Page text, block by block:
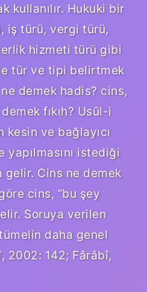
kullanılır. Hukuki bir
iş türü, vergi türü,
hizmeti türü gibi
tür ve tipi belirtmek
demek hadis? cins,
fıkıh? Usûl-i
kesin ve bağlayıcı
istediği
gelir. Cins ne demek
cins, “bu şey
Soruya verilen
daha genel
2002: 142; Fârâbî,